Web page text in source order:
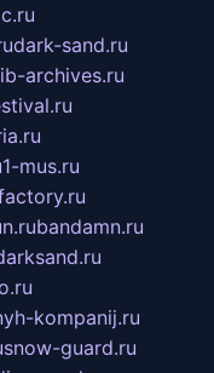
dark-sand.ru
archives.ru
1-mus.ru
bandamn.ru
kompanij.ru
snow-guard.ru